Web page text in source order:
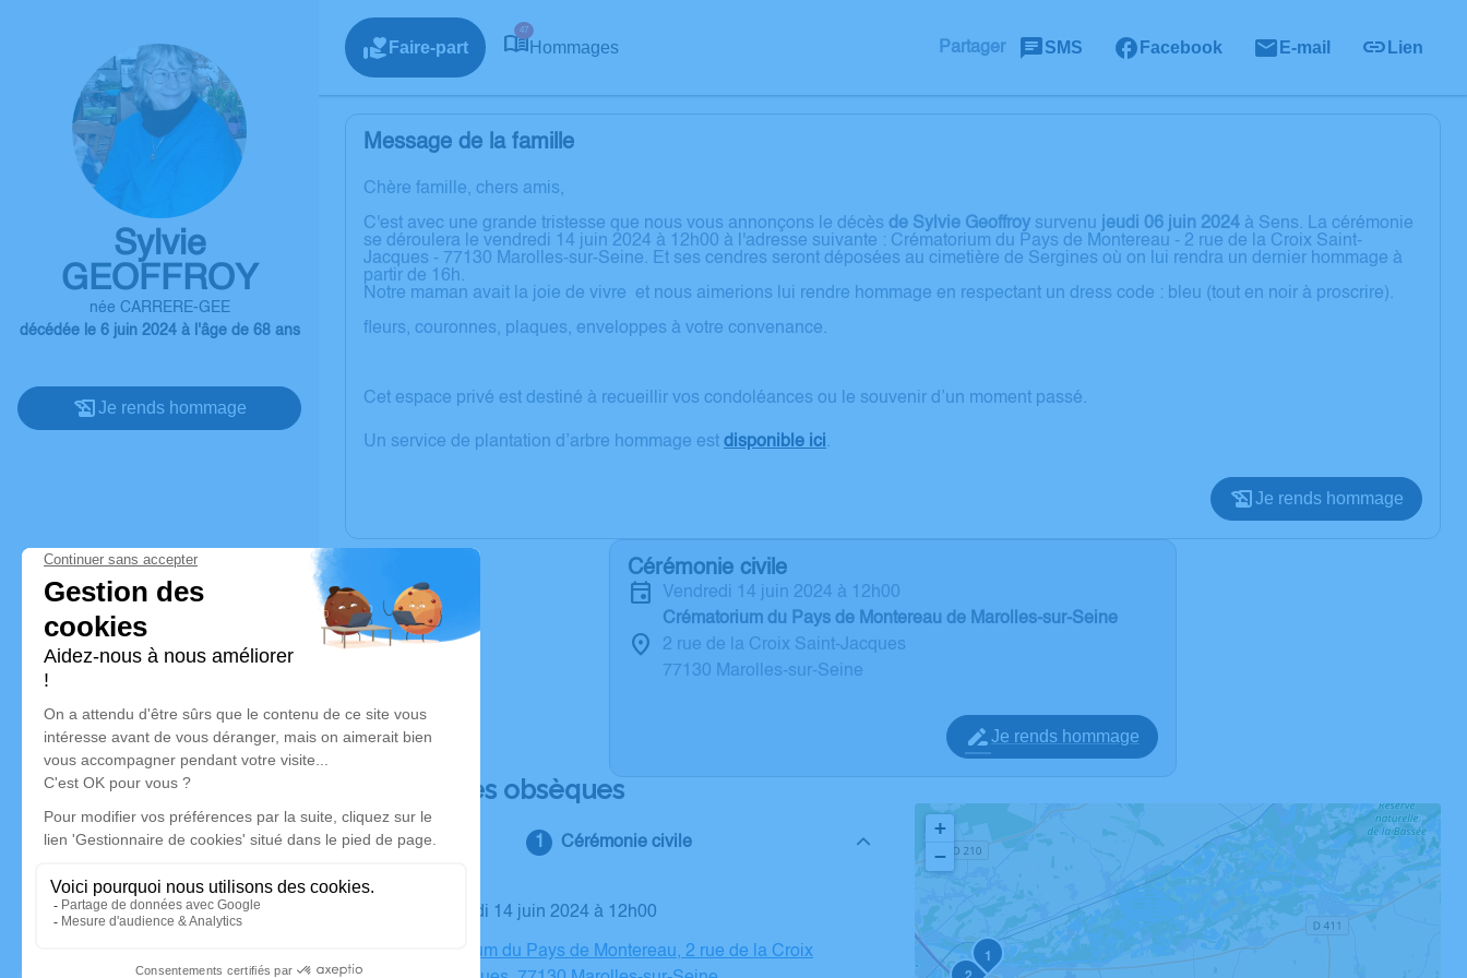
Sylvie
GEOFFROY
née CARRERE-GEE
décédée le 6 juin 2024 à l'âge de 68 ans
Je rends hommage
Faire-part
47
Hommages Partager SMS Facebook E-mail Lien
Message de la famille
Chère famille, chers amis,
C'est avec une grande tristesse que nous vous annonçons le décès de Sylvie Geoffroy survenu jeudi 06 juin 2024 à Sens. La cérémonie
se déroulera le vendredi 14 juin 2024 à 12h00 à l'adresse suivante : Crématorium du Pays de Montereau - 2 rue de la Croix Saint-
Jacques - 77130 Marolles-sur-Seine. Et ses cendres seront déposées au cimetière de Sergines où on lui rendra un dernier hommage à
partir de 16h.
Notre maman avait la joie de vivre et nous aimerions lui rendre hommage en respectant un dress code : bleu (tout en noir à proscrire).
fleurs, couronnes, plaques, enveloppes à votre convenance.
Cet espace privé est destiné à recueillir vos condoléances ou le souvenir d’un moment passé.
Un service de plantation d’arbre hommage est disponible ici.
Je rends hommage
Cérémonie civile
vendredi 14 juin 2024 à 12h00
Crématorium du Pays de Montereau de Marolles-sur-Seine
2 rue de la Croix Saint-Jacques
77130 Marolles-sur-Seine
Je rends hommage
Déroulé des obsèques
Cérémonie civile
Le vendredi 14 juin 2024 à 12h00
Crématorium du Pays de Montereau, 2 rue de la Croix
1
+
−